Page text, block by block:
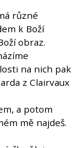
různé
k Boží
obraz.
na nich pak
z Clairvaux
a potom
mě najdeš.